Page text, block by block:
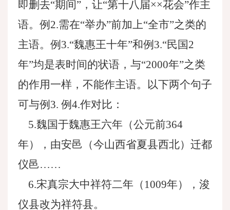
即删去“期间”，让“第十八届××花会”作主
语。例2.需在“举办”前加上“全市”之类的
主语。例3.“魏惠王十年”和例3.“民国2
年”均是表时间的状语，与“2000年”之类
的作用一样，不能作主语。以下两个句子
可与例3. 例4.作对比：
5.魏国于魏惠王六年（公元前364
年），由安邑（今山西省夏县西北）迁都
仪邑……
6.宋真宗大中祥符二年（1009年），浚
仪县改为祥符县。